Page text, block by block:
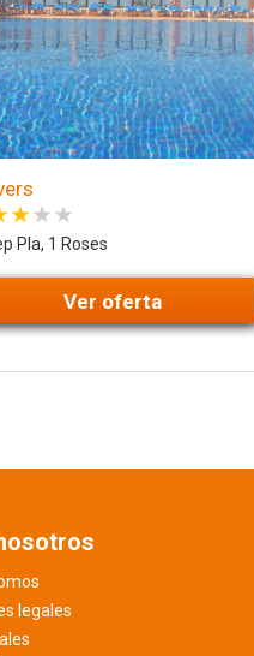
Pla, 1 Roses
Ver oferta
legales